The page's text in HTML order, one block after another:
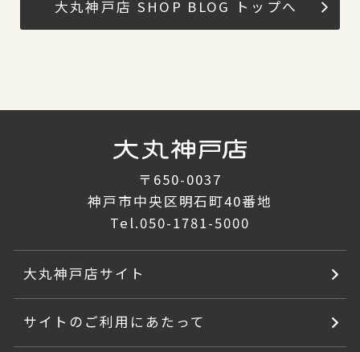
大丸神戸店 SHOP BLOG トップへ
〒650-0037
神戸市中央区明石町40番地
Tel.050-1781-5000
大丸神戸店サイト
サイトのご利用にあたって